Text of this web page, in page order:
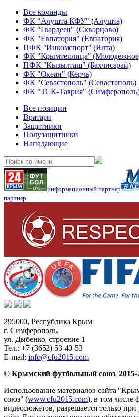
Все команды
ФК "Алушта-КФУ" (Алушта)
ФК "Гвардеец" (Скворцово)
ФК "Евпатория" (Евпатория)
ПФК "Инкомспорт" (Ялта)
ФК "Крымтеплица"
ПФК "Кызылташ" (Бахчисарай)
ФК "Океан" (Керчь)
ФК "Севастополь" (Севастополь)
ФК "ТСК-Таврия" (Симферополь)
Все позиции
Вратари
Защитники
Полузащитники
Нападающие
информационный партнер
партнер
295000, Республика Крым,
г. Симферополь,
ул. Дыбенко, строение 1
Тел.: +7 (3652) 53-40-53
E-mail: info@cfu2015.com
© Крымский футбольный союз, 2015-
Использование материалов сайта
союз" (www.cfu2015.com), в том числе
видеосюжетов, разрешается только